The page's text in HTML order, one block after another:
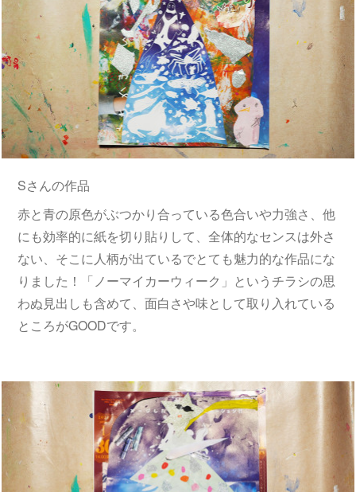
Sさんの作品
赤と青の原色がぶつかり合っている色合いや力強さ、他
にも効率的に紙を切り貼りして、全体的なセンスは外さ
ない、そこに人柄が出ているでとても魅力的な作品にな
りました！「ノーマイカーウィーク」というチラシの思
わぬ見出しも含めて、面白さや味として取り入れている
ところがGOODです。